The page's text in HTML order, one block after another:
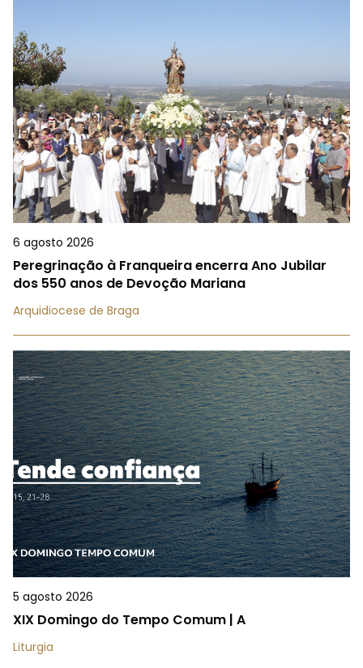
6 agosto 2026
Peregrinação à Franqueira encerra Ano Jubilar
dos 550 anos de Devoção Mariana
Arquidiocese de Braga
5 agosto 2026
XIX Domingo do Tempo Comum | A
Liturgia